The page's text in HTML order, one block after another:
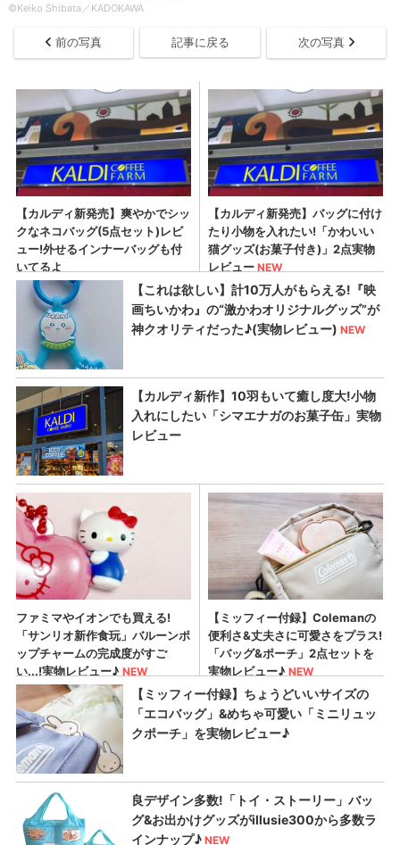
©Keiko Shibata／KADOKAWA
前の写真 記事に戻る 次の写真